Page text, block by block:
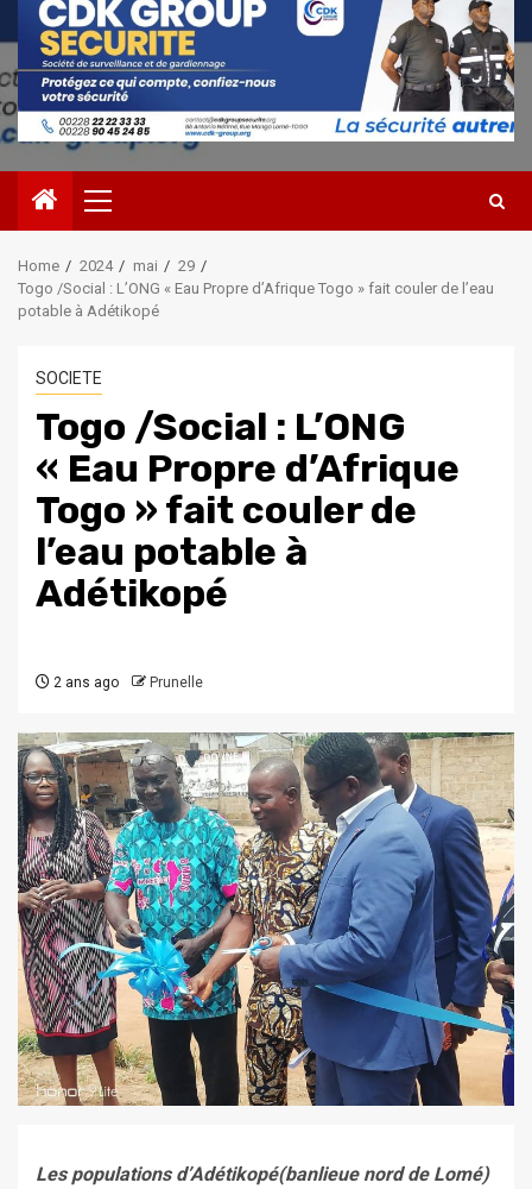
Primary
Menu
Home 2024 mai
29
Togo /Social : L’ONG « Eau Propre d’Afrique Togo » fait couler de l’eau
potable à Adétikopé
SOCIETE
Togo /Social : L’ONG
« Eau Propre d’Afrique
Togo » fait couler de
l’eau potable à
Adétikopé
2 ans ago Prunelle
Les populations d’Adétikopé(banlieue nord de Lomé)